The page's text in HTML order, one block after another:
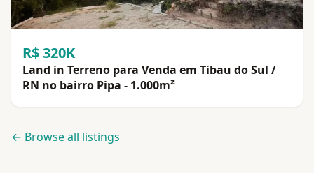
R$ 320K
Land in Terreno para Venda em Tibau do Sul /
RN no bairro Pipa - 1.000m²
← Browse all listings